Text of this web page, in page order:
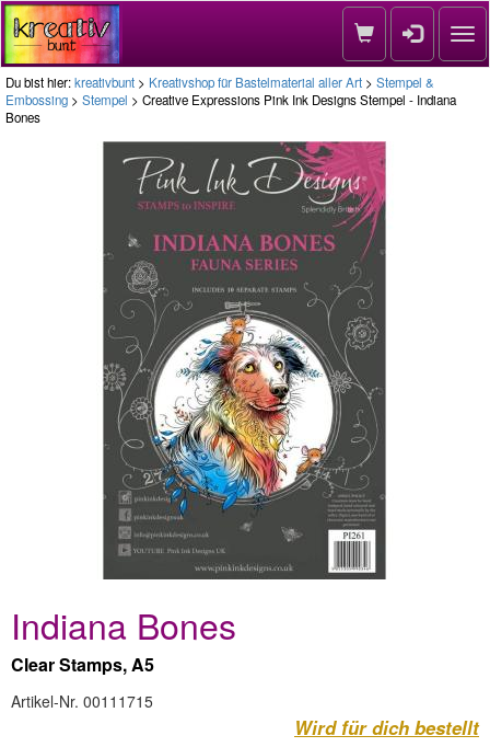
Du bist hier:kreativbunt > Kreativshop für Bastelmaterial aller Art > Stempel &
Embossing > Stempel > Creative Expressions Pink Ink Designs Stempel - Indiana
Bones
Indiana Bones
Clear Stamps, A5
Artikel-Nr. 00111715
Wird für dich bestellt